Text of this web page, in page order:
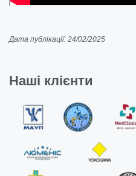
Дата публікації: 24/02/2025
Наші клієнти